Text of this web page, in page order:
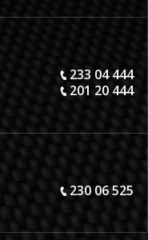
233 04 444
201 20 444
230 06 525